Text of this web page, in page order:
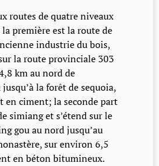
de quatre niveaux
première est la route de
industrie du bois,
la route provinciale 303
km au nord de
la forêt de sequoia,
en ciment; la seconde part
simiang et s’étend sur le
gou au nord jusqu’au
sur environ 6,5
en béton bitumineux.